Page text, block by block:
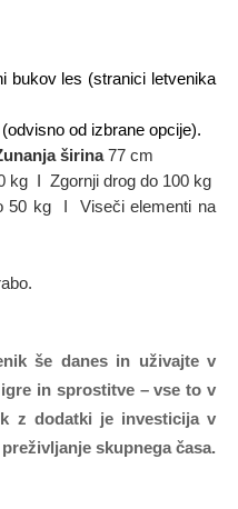
bukov les (stranici letvenika
od izbrane opcije).
širina77 cm
kg I Zgornji drog do 100 kg
50 kg I Viseči elementi na
še danes in uživajte v
in sprostitve – vse to v
z dodatki je investicija v
skupnega časa.